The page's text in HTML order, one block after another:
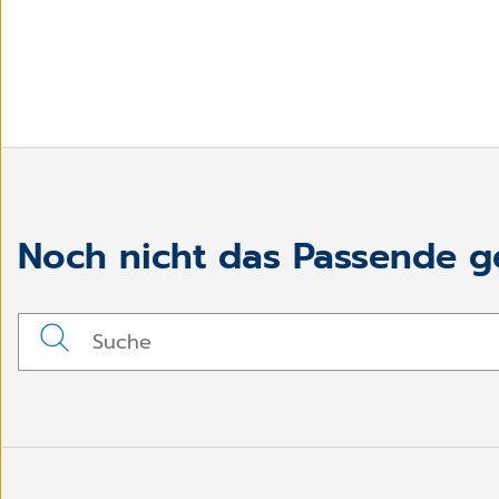
Noch nicht das Passende